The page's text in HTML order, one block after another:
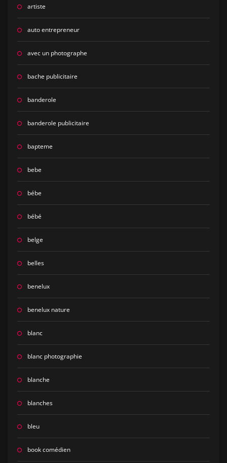
artiste
auto entrepreneur
avec un photographe
bache publicitaire
banderole
banderole publicitaire
bapteme
bebe
bébe
bébé
belge
belles
benelux
benelux nature
blanc
blanc photographie
blanche
blanches
bleu
book comédien